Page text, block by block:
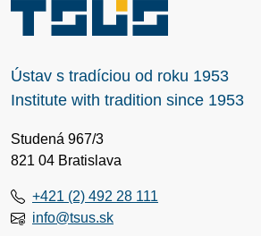
Ústav s tradíciou od roku 1953
Institute with tradition since 1953
Studená 967/3
821 04 Bratislava
+421 (2) 492 28 111
info@tsus.sk